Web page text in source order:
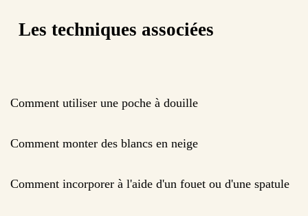
Les techniques associées
Comment utiliser une poche à douille
Comment monter des blancs en neige
Comment incorporer à l'aide d'un fouet ou d'une spatule